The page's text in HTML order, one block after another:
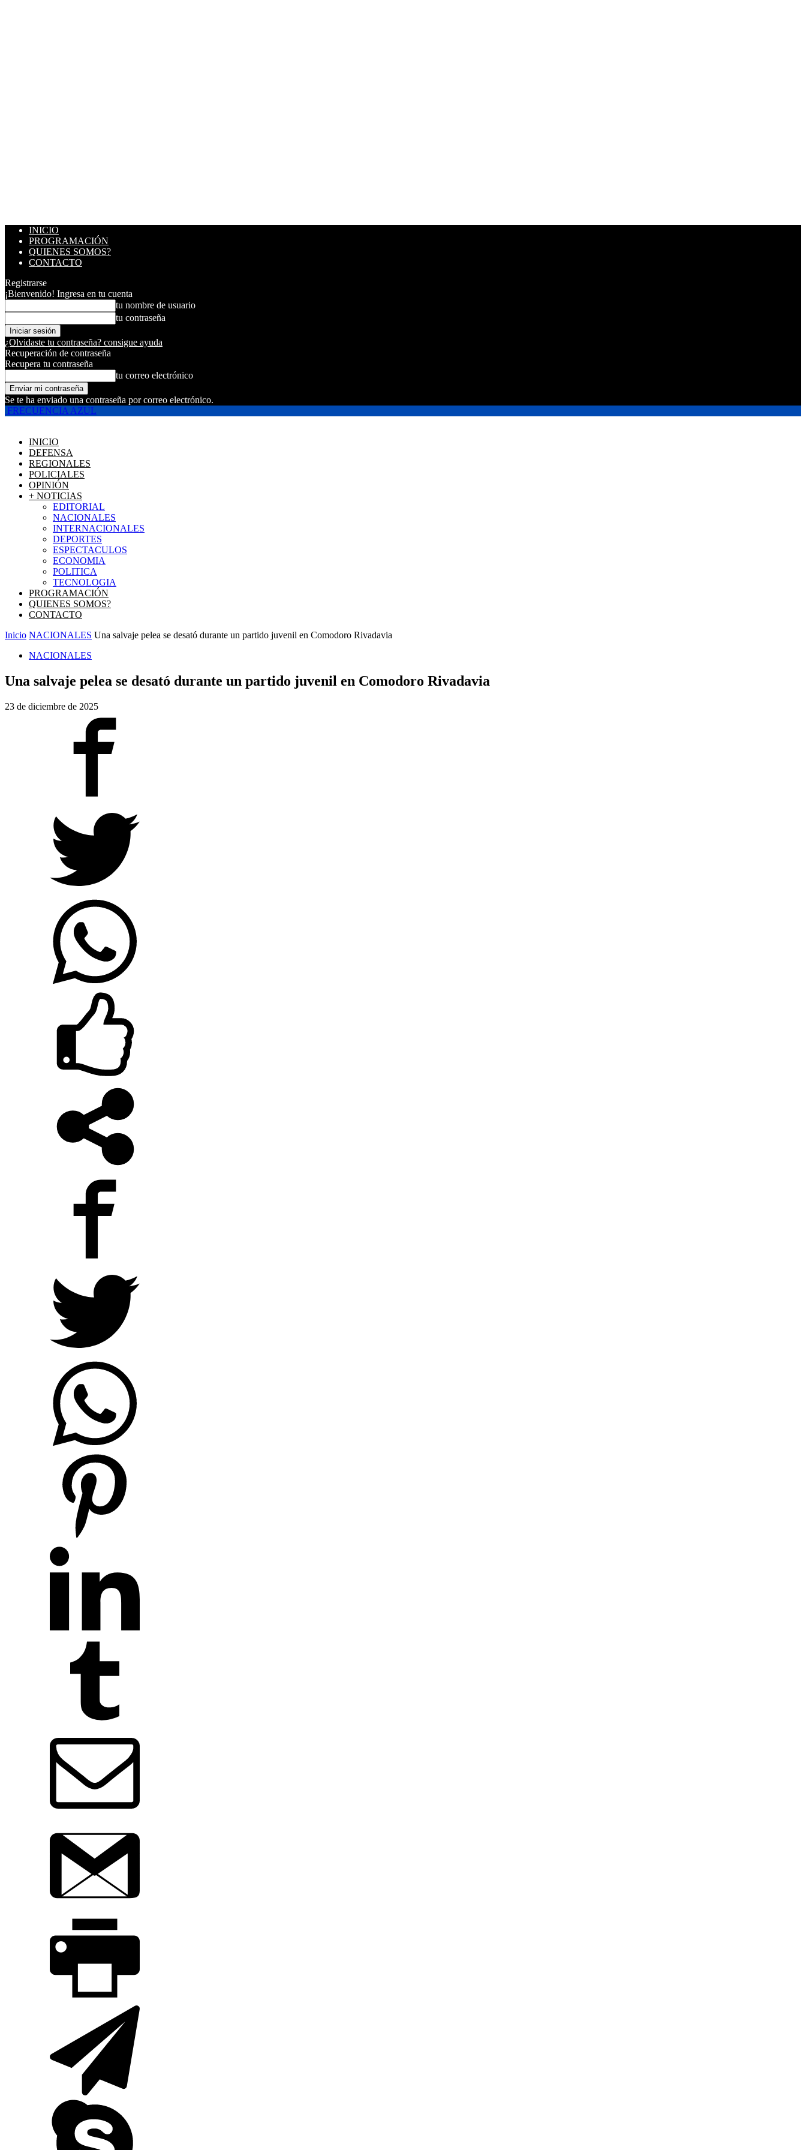
INICIO
PROGRAMACIÓN
QUIENES SOMOS?
CONTACTO
Registrarse
¡Bienvenido! Ingresa en tu cuenta
tu nombre de usuario
tu contraseña
¿Olvidaste tu contraseña? consigue ayuda
Recuperación de contraseña
Recupera tu contraseña
tu correo electrónico
Se te ha enviado una contraseña por correo electrónico.
FRECUENCIA AZUL
INICIO
DEFENSA
REGIONALES
POLICIALES
OPINIÓN
+ NOTICIAS
EDITORIAL
NACIONALES
INTERNACIONALES
DEPORTES
ESPECTACULOS
ECONOMIA
POLITICA
TECNOLOGIA
PROGRAMACIÓN
QUIENES SOMOS?
CONTACTO
Inicio NACIONALES Una salvaje pelea se desató durante un partido juvenil en Comodoro Rivadavia
NACIONALES
Una salvaje pelea se desató durante un partido juvenil en Comodoro Rivadavia
23 de diciembre de 2025